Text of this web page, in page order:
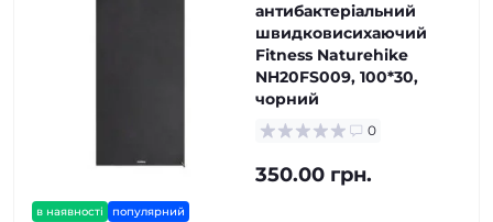
в наявності популярний
антибактеріальний
швидковисихаючий
Fitness Naturehike
NH20FS009, 100*30,
чорний
0
350.00 грн.